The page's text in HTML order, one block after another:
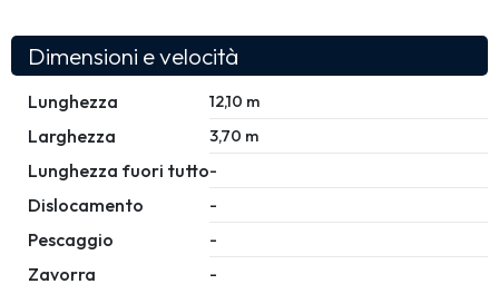
Dimensioni e velocità
Lunghezza 12,10 m
Larghezza 3,70 m
Lunghezza fuori tutto-
Dislocamento -
Pescaggio -
Zavorra -